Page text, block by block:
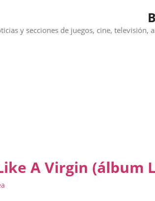
y secciones de juegos, cine,
A Virgin (álbum